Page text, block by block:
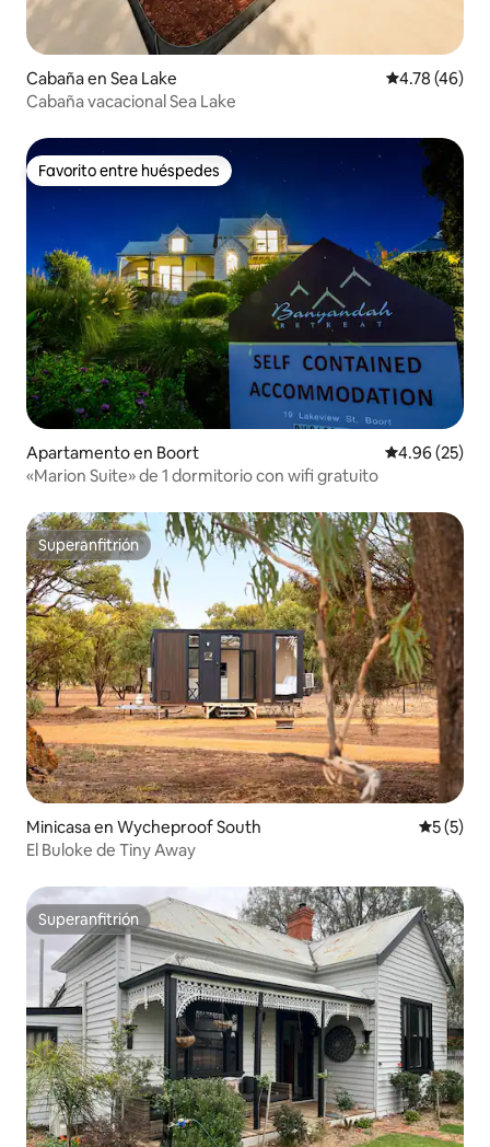
Cabaña en Sea Lake Calificación
4.78 (46)
Cabaña vacacional Sea Lake
Favorito entre huéspedes
Favorito entre huéspedes
Apartamento en Boort Calificación
4.96 (25)
«Marion Suite» de 1 dormitorio con wifi gratuito
Superanfitrión
Superanfitrión
Minicasa en Wycheproof South
5 (5)
El Buloke de Tiny Away
Superanfitrión
Superanfitrión